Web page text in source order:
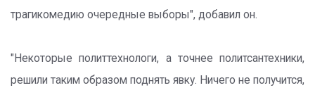
трагикомедию очередные выборы", добавил он.
"Некоторые политтехнологи, а точнее политсантехники,
решили таким образом поднять явку. Ничего не получится,